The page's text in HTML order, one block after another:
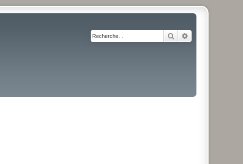
Rechercher